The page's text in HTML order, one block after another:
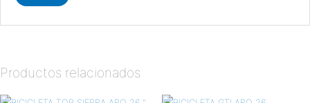
Productos relacionados